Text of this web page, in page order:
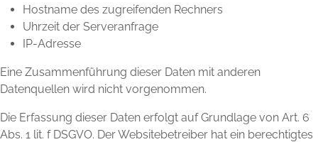
Hostname des zugreifenden Rechners
Uhrzeit der Serveranfrage
IP-Adresse
Eine Zusammenführung dieser Daten mit anderen
Datenquellen wird nicht vorgenommen.
Die Erfassung dieser Daten erfolgt auf Grundlage von Art. 6
Abs. 1 lit. f DSGVO. Der Websitebetreiber hat ein berechtigtes